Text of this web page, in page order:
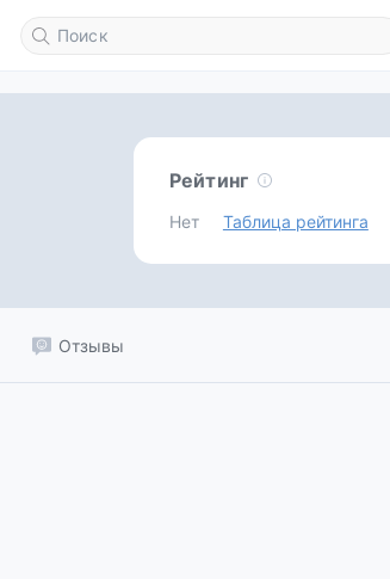
Рейтинг
Нет Таблица рейтинга
Отзывы